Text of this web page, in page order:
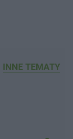
INNE TEMATY